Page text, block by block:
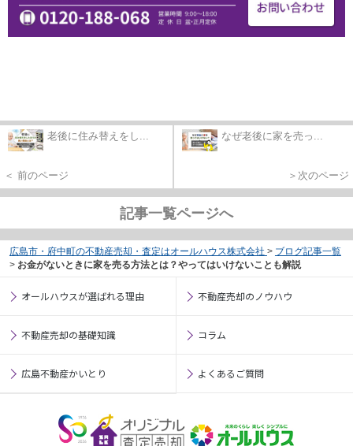
老後に住み替えをし...
＜ 前のページ
なぜ老後に家を売っ...
＞次のページ
記事一覧ページへ
広島市・府中町の不動産売却・査定はオールハウス株式会社 > ブログ記事一覧
> お金がないときに家を売る方法とは？やってはいけないことも解説
オールハウスが選ばれる理由 不動産売却のノウハウ
不動産売却の基礎知識 コラム
広島不動産かいとり よくあるご質問